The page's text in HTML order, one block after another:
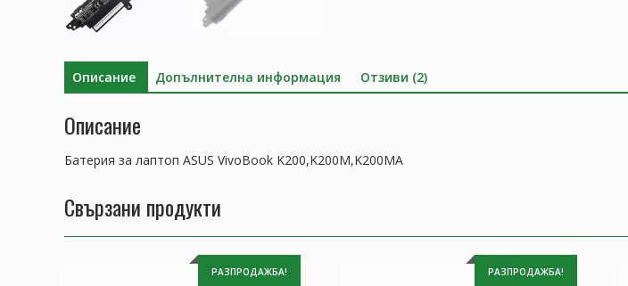
Описание Допълнителна информация Отзиви (2)
Описание
Батерия за лаптоп ASUS VivoBook K200,K200M,K200MA
Свързани продукти
РАЗПРОДАЖБА! РАЗПРОДАЖБА!